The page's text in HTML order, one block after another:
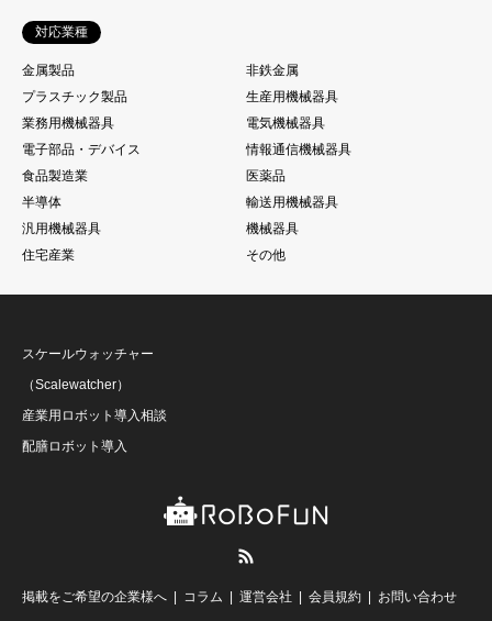
対応業種
金属製品
非鉄金属
プラスチック製品
生産用機械器具
業務用機械器具
電気機械器具
電子部品・デバイス
情報通信機械器具
食品製造業
医薬品
半導体
輸送用機械器具
汎用機械器具
機械器具
住宅産業
その他
スケールウォッチャー
（Scalewatcher）
産業用ロボット導入相談
配膳ロボット導入
掲載をご希望の企業様へ コラム 運営会社 会員規約 お問い合わせ